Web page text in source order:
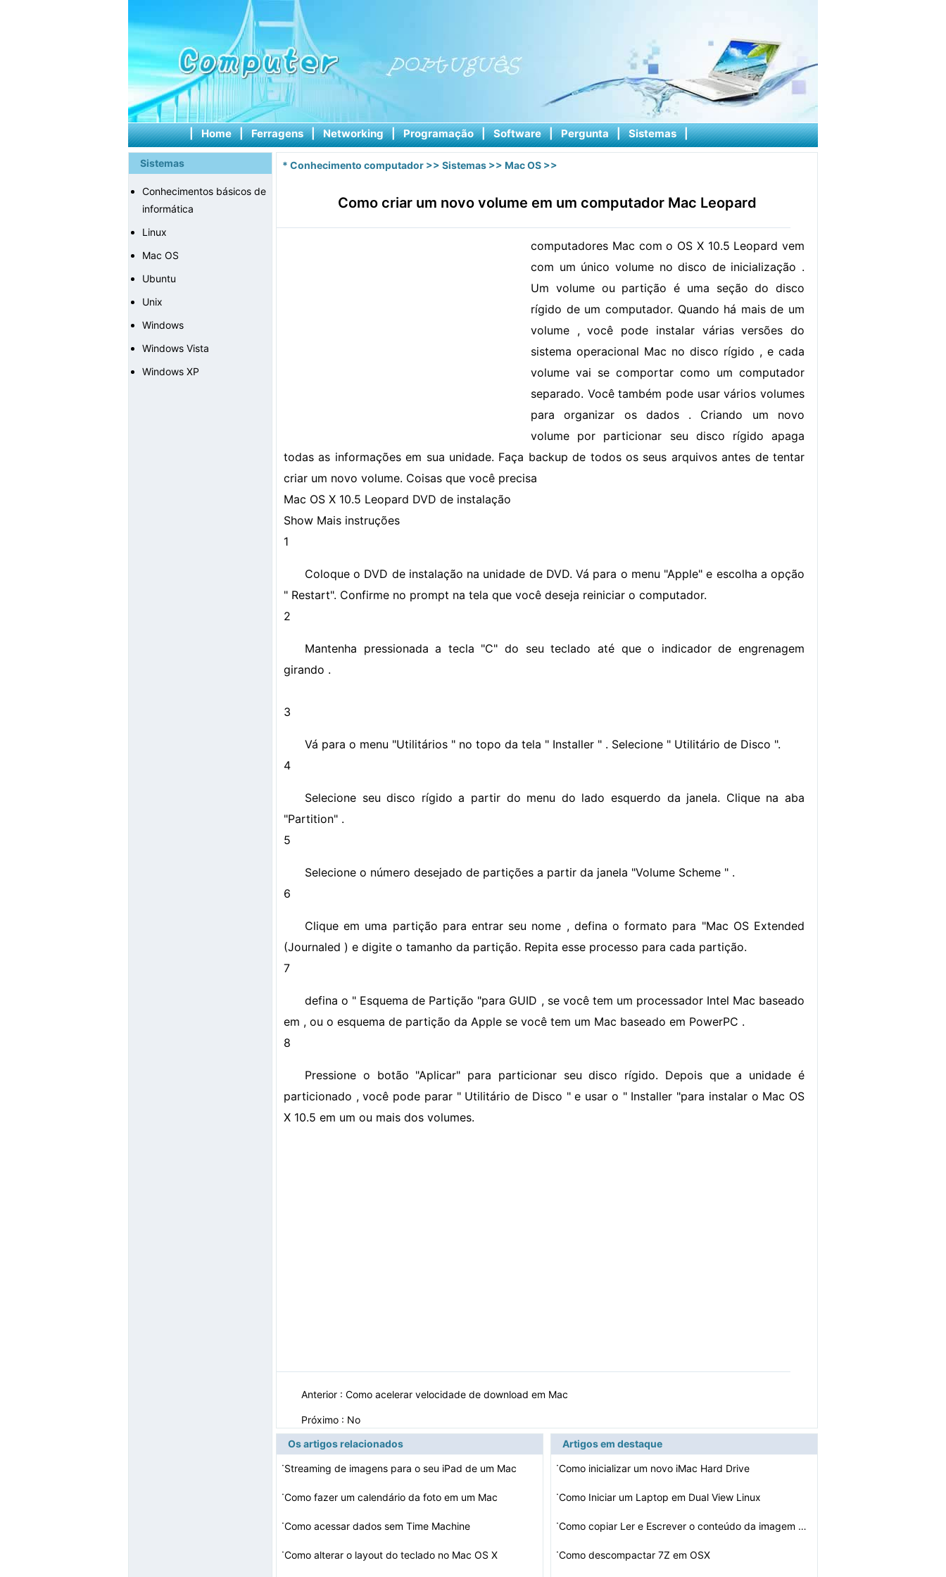
| Home | Ferragens | Networking | Programação | Software | Pergunta | Sistemas |
Sistemas
Conhecimentos básicos de
informática
Linux
Mac OS
Ubuntu
Unix
Windows
Windows Vista
Windows XP
* Conhecimento computador >> Sistemas >> Mac OS >>
Como criar um novo volume em um computador Mac Leopard
computadores Mac com o OS X 10.5 Leopard vem
com um único volume no disco de inicialização .
Um volume ou partição é uma seção do disco
rígido de um computador. Quando há mais de um
volume , você pode instalar várias versões do
sistema operacional Mac no disco rígido , e cada
volume vai se comportar como um computador
separado. Você também pode usar vários volumes
para organizar os dados . Criando um novo
volume por particionar seu disco rígido apaga
todas as informações em sua unidade. Faça backup de todos os seus arquivos antes de tentar
criar um novo volume. Coisas que você precisa
Mac OS X 10.5 Leopard DVD de instalação
Show Mais instruções
1
Coloque o DVD de instalação na unidade de DVD. Vá para o menu "Apple" e escolha a opção
" Restart". Confirme no prompt na tela que você deseja reiniciar o computador.
2
Mantenha pressionada a tecla "C" do seu teclado até que o indicador de engrenagem
girando .
3
Vá para o menu "Utilitários " no topo da tela " Installer " . Selecione " Utilitário de Disco ".
4
Selecione seu disco rígido a partir do menu do lado esquerdo da janela. Clique na aba
"Partition" .
5
Selecione o número desejado de partições a partir da janela "Volume Scheme " .
6
Clique em uma partição para entrar seu nome , defina o formato para "Mac OS Extended
(Journaled ) e digite o tamanho da partição. Repita esse processo para cada partição.
7
defina o " Esquema de Partição "para GUID , se você tem um processador Intel Mac baseado
em , ou o esquema de partição da Apple se você tem um Mac baseado em PowerPC .
8
Pressione o botão "Aplicar" para particionar seu disco rígido. Depois que a unidade é
particionado , você pode parar " Utilitário de Disco " e usar o " Installer "para instalar o Mac OS
X 10.5 em um ou mais dos volumes.
Anterior : Como acelerar velocidade de download em Mac
Próximo : No
Os artigos relacionados
·Streaming de imagens para o seu iPad de um Mac
·Como fazer um calendário da foto em um Mac
·Como acessar dados sem Time Machine
·Como alterar o layout do teclado no Mac OS X
Artigos em destaque
·Como inicializar um novo iMac Hard Drive
·Como Iniciar um Laptop em Dual View Linux
· Como copiar Ler e Escrever o conteúdo da imagem para t…
·Como descompactar 7Z em OSX